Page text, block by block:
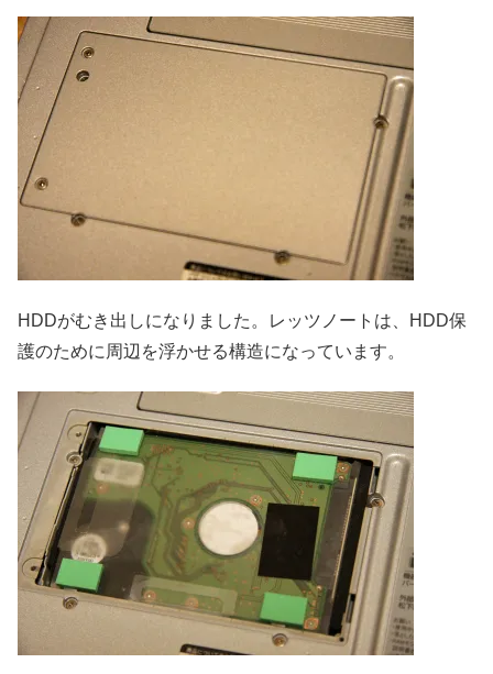
HDDがむき出しになりました。レッツノートは、HDD保
護のために周辺を浮かせる構造になっています。